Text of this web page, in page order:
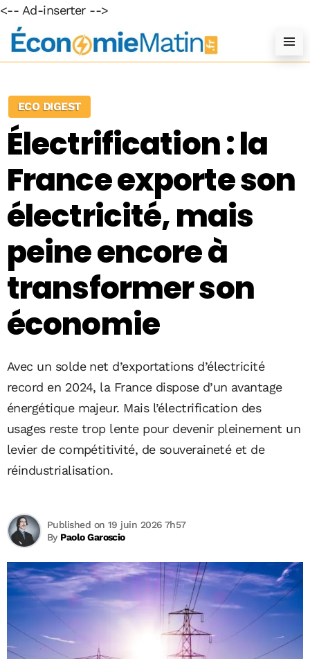
<-- Ad-inserter -->
ECO DIGEST
Électrification : la
France exporte son
électricité, mais
peine encore à
transformer son
économie
Avec un solde net d’exportations d’électricité
record en 2024, la France dispose d’un avantage
énergétique majeur. Mais l’électrification des
usages reste trop lente pour devenir pleinement un
levier de compétitivité, de souveraineté et de
réindustrialisation.
By Paolo Garoscio
Published on 19 juin 2026 7h57